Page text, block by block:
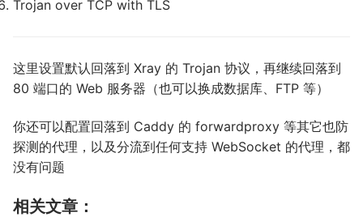
Trojan over TCP with TLS
这里设置默认回落到 Xray 的 Trojan 协议，再继续回落到
80 端口的 Web 服务器（也可以换成数据库、FTP 等）
你还可以配置回落到 Caddy 的 forwardproxy 等其它也防
探测的代理，以及分流到任何支持 WebSocket 的代理，都
没有问题
相关文章：